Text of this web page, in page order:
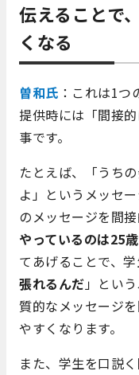
伝えることで
くなる
曽和氏 ：これは1
提供時には「間接
事です。
たとえば、「うち
よ」というメッセ
のメッセージを間
やっているのは25
てあげることで、
張れるんだ」とい
質的なメッセージ
やすくなります。
また、学生を口説